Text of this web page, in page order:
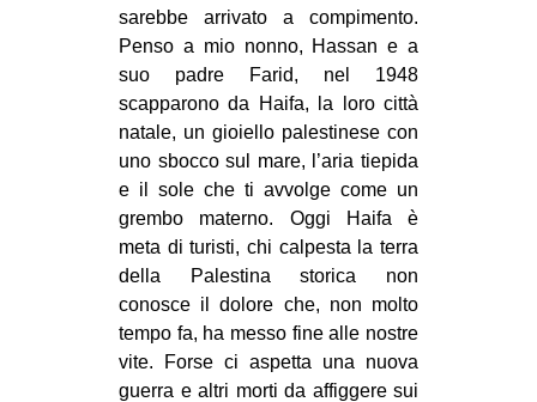
sarebbe arrivato a compimento.
Penso a mio nonno, Hassan e a
suo padre Farid, nel 1948
scapparono da Haifa, la loro città
natale, un gioiello palestinese con
uno sbocco sul mare, l’aria tiepida
e il sole che ti avvolge come un
grembo materno. Oggi Haifa è
meta di turisti, chi calpesta la terra
della Palestina storica non
conosce il dolore che, non molto
tempo fa, ha messo fine alle nostre
vite. Forse ci aspetta una nuova
guerra e altri morti da affiggere sui